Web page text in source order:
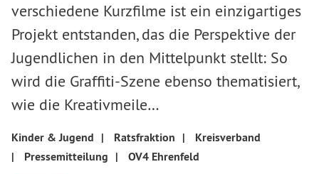
verschiedene Kurzfilme ist ein einzigartiges
Projekt entstanden, das die Perspektive der
Jugendlichen in den Mittelpunkt stellt: So
wird die Graffiti-Szene ebenso thematisiert,
wie die Kreativmeile…
Kinder & Jugend | Ratsfraktion |
Kreisverband
|
Pressemitteilung | OV4 Ehrenfeld